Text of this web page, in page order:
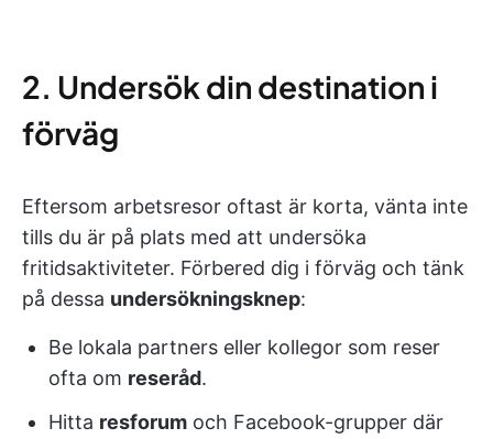
2. Undersök din destination i
förväg
Eftersom arbetsresor oftast är korta, vänta inte
tills du är på plats med att undersöka
fritidsaktiviteter. Förbered dig i förväg och tänk
på dessa undersökningsknep:
Be lokala partners eller kollegor som reser
ofta om reseråd.
Hitta resforum och Facebook-grupper där